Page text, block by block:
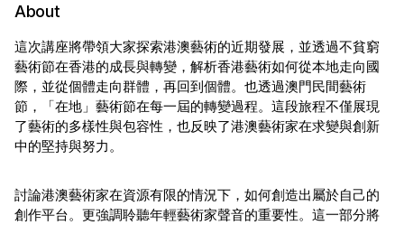
About
這次講座將帶領大家探索港澳藝術的近期發展，並透過不貧窮
藝術節在香港的成長與轉變，解析香港藝術如何從本地走向國
際，並從個體走向群體，再回到個體。也透過澳門民間藝術
節，「在地」藝術節在每一屆的轉變過程。這段旅程不僅展現
了藝術的多樣性與包容性，也反映了港澳藝術家在求變與創新
中的堅持與努力。
討論港澳藝術家在資源有限的情況下，如何創造出屬於自己的
創作平台。更強調聆聽年輕藝術家聲音的重要性。這一部分將